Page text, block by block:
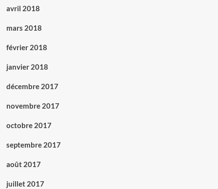
avril 2018
mars 2018
février 2018
janvier 2018
décembre 2017
novembre 2017
octobre 2017
septembre 2017
août 2017
juillet 2017